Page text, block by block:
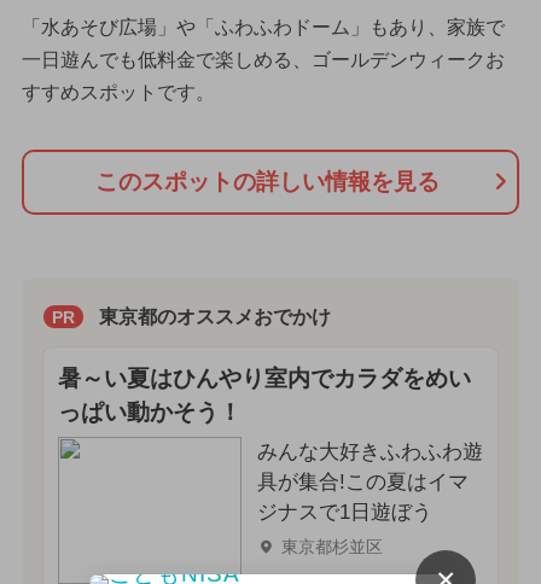
「水あそび広場」や「ふわふわドーム」もあり、家族で
一日遊んでも低料金で楽しめる、ゴールデンウィークお
すすめスポットです。
このスポットの詳しい情報を見る
PR 東京都のオススメおでかけ
暑～い夏はひんやり室内でカラダをめい
っぱい動かそう！
みんな大好きふわふわ遊
具が集合!この夏はイマ
ジナスで1日遊ぼう
東京都杉並区